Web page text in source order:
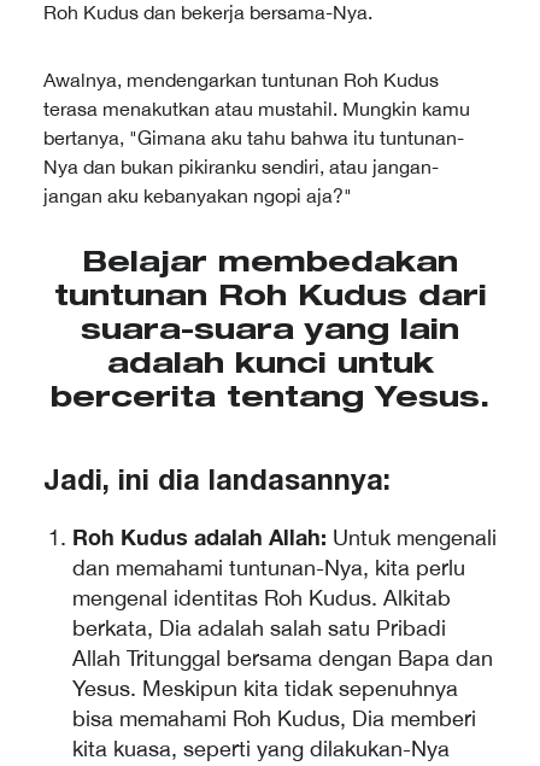
Roh Kudus dan bekerja bersama-Nya.
Awalnya, mendengarkan tuntunan Roh Kudus
terasa menakutkan atau mustahil. Mungkin kamu
bertanya, "Gimana aku tahu bahwa itu tuntunan-
Nya dan bukan pikiranku sendiri, atau jangan-
jangan aku kebanyakan ngopi aja?"
Belajar membedakan
tuntunan Roh Kudus dari
suara-suara yang lain
adalah kunci untuk
bercerita tentang Yesus.
Jadi, ini dia landasannya:
Roh Kudus adalah Allah: Untuk mengenali
dan memahami tuntunan-Nya, kita perlu
mengenal identitas Roh Kudus. Alkitab
berkata, Dia adalah salah satu Pribadi
Allah Tritunggal bersama dengan Bapa dan
Yesus. Meskipun kita tidak sepenuhnya
bisa memahami Roh Kudus, Dia memberi
kita kuasa, seperti yang dilakukan-Nya